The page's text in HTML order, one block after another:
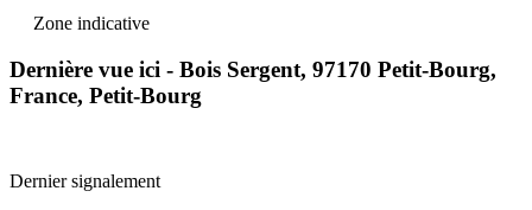
Zone indicative
Dernière vue ici - Bois Sergent, 97170 Petit-Bourg,
France, Petit-Bourg
Dernier signalement